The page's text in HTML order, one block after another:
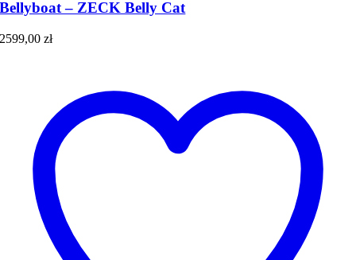
Bellyboat – ZECK Belly Cat
2599,00zł